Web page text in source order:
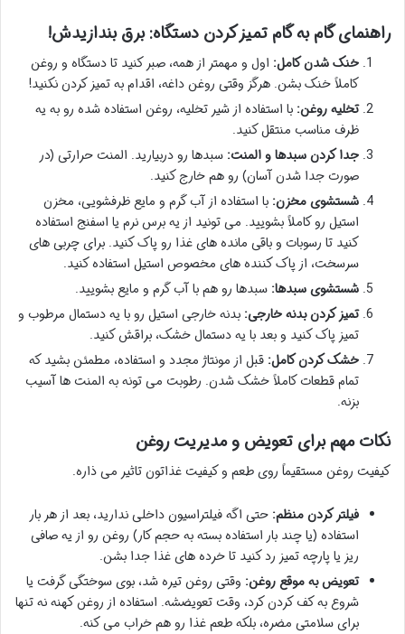
راهنمای گام به گام تمیز کردن دستگاه: برق بندازیدش!
خنک شدن کامل: اول و مهمتر از همه، صبر کنید تا دستگاه و روغن
کاملاً خنک بشن. هرگز وقتی روغن داغه، اقدام به تمیز کردن نکنید!
تخلیه روغن: با استفاده از شیر تخلیه، روغن استفاده شده رو به یه
ظرف مناسب منتقل کنید.
جدا کردن سبدها و المنت: سبدها رو دربیارید. المنت حرارتی (در
صورت جدا شدن آسان) رو هم خارج کنید.
شستشوی مخزن: با استفاده از آب گرم و مایع ظرفشویی، مخزن
استیل رو کاملاً بشویید. می تونید از یه برس نرم یا اسفنج استفاده
کنید تا رسوبات و باقی مانده های غذا رو پاک کنید. برای چربی های
سرسخت، از پاک کننده های مخصوص استیل استفاده کنید.
شستشوی سبدها: سبدها رو هم با آب گرم و مایع بشویید.
تمیز کردن بدنه خارجی: بدنه خارجی استیل رو با یه دستمال مرطوب و
تمیز پاک کنید و بعد با یه دستمال خشک، براقش کنید.
خشک کردن کامل: قبل از مونتاژ مجدد و استفاده، مطمئن بشید که
تمام قطعات کاملاً خشک شدن. رطوبت می تونه به المنت ها آسیب
بزنه.
نکات مهم برای تعویض و مدیریت روغن
کیفیت روغن مستقیماً روی طعم و کیفیت غذاتون تاثیر می ذاره.
فیلتر کردن منظم: حتی اگه فیلتراسیون داخلی ندارید، بعد از هر بار
استفاده (یا چند بار استفاده بسته به حجم کار) روغن رو از یه صافی
ریز یا پارچه تمیز رد کنید تا خرده های غذا جدا بشن.
تعویض به موقع روغن: وقتی روغن تیره شد، بوی سوختگی گرفت یا
شروع به کف کردن کرد، وقت تعویضشه. استفاده از روغن کهنه نه تنها
برای سلامتی مضره، بلکه طعم غذا رو هم خراب می کنه.